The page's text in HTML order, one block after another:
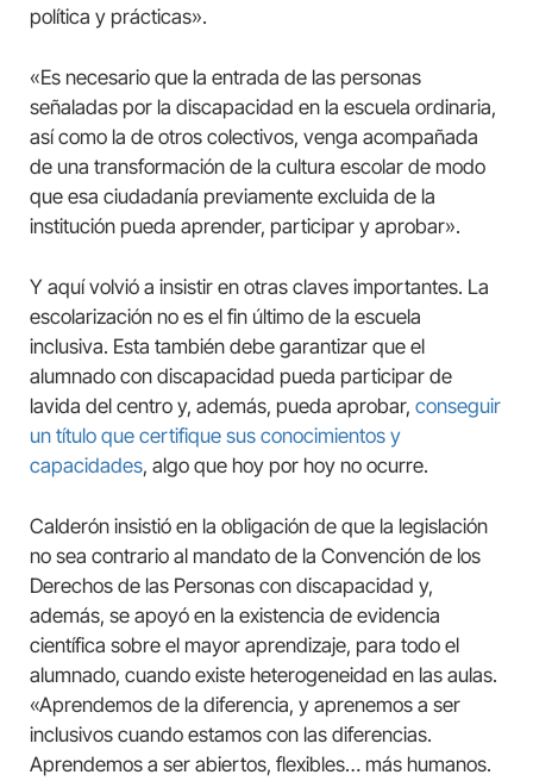
política y prácticas».
«Es necesario que la entrada de las personas
señaladas por la discapacidad en la escuela ordinaria,
así como la de otros colectivos, venga acompañada
de una transformación de la cultura escolar de modo
que esa ciudadanía previamente excluida de la
institución pueda aprender, participar y aprobar».
Y aquí volvió a insistir en otras claves importantes. La
escolarización no es el fin último de la escuela
inclusiva. Esta también debe garantizar que el
alumnado con discapacidad pueda participar de
lavida del centro y, además, pueda aprobar, conseguir
un título que certifique sus conocimientos y
capacidades, algo que hoy por hoy no ocurre.
Calderón insistió en la obligación de que la legislación
no sea contrario al mandato de la Convención de los
Derechos de las Personas con discapacidad y,
además, se apoyó en la existencia de evidencia
científica sobre el mayor aprendizaje, para todo el
alumnado, cuando existe heterogeneidad en las aulas.
«Aprendemos de la diferencia, y aprenemos a ser
inclusivos cuando estamos con las diferencias.
Aprendemos a ser abiertos, flexibles… más humanos.